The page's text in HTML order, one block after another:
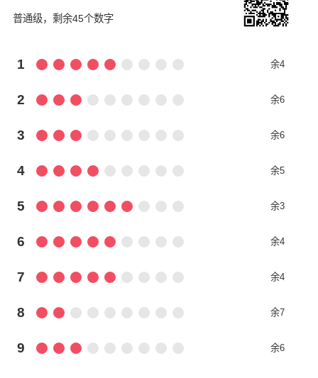
普通级，剩余45个数字
1 余4
2 余6
3 余6
4 余5
5 余3
6 余4
7 余4
8 余7
9 余6